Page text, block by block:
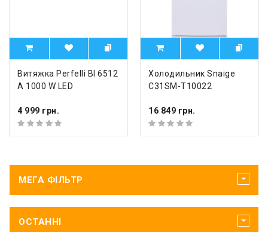
Витяжка Perfelli BI 6512
A 1000 W LED
4 999 грн.
Холодильник Snaige
C31SM-T10022
16 849 грн.
МЕГА ФІЛЬТР
ОСТАННІ